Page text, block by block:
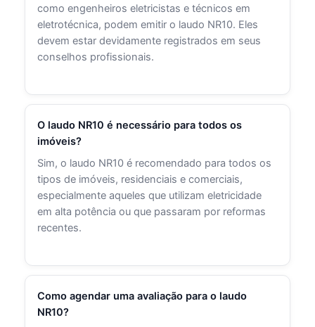
como engenheiros eletricistas e técnicos em
eletrotécnica, podem emitir o laudo NR10. Eles
devem estar devidamente registrados em seus
conselhos profissionais.
O laudo NR10 é necessário para todos os
imóveis?
Sim, o laudo NR10 é recomendado para todos os
tipos de imóveis, residenciais e comerciais,
especialmente aqueles que utilizam eletricidade
em alta potência ou que passaram por reformas
recentes.
Como agendar uma avaliação para o laudo
NR10?